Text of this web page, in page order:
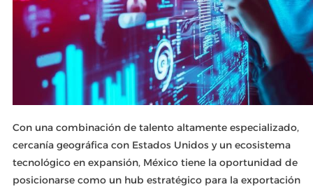
Con una combinación de talento altamente especializado,
cercanía geográfica con Estados Unidos y un ecosistema
tecnológico en expansión, México tiene la oportunidad de
posicionarse como un hub estratégico para la exportación